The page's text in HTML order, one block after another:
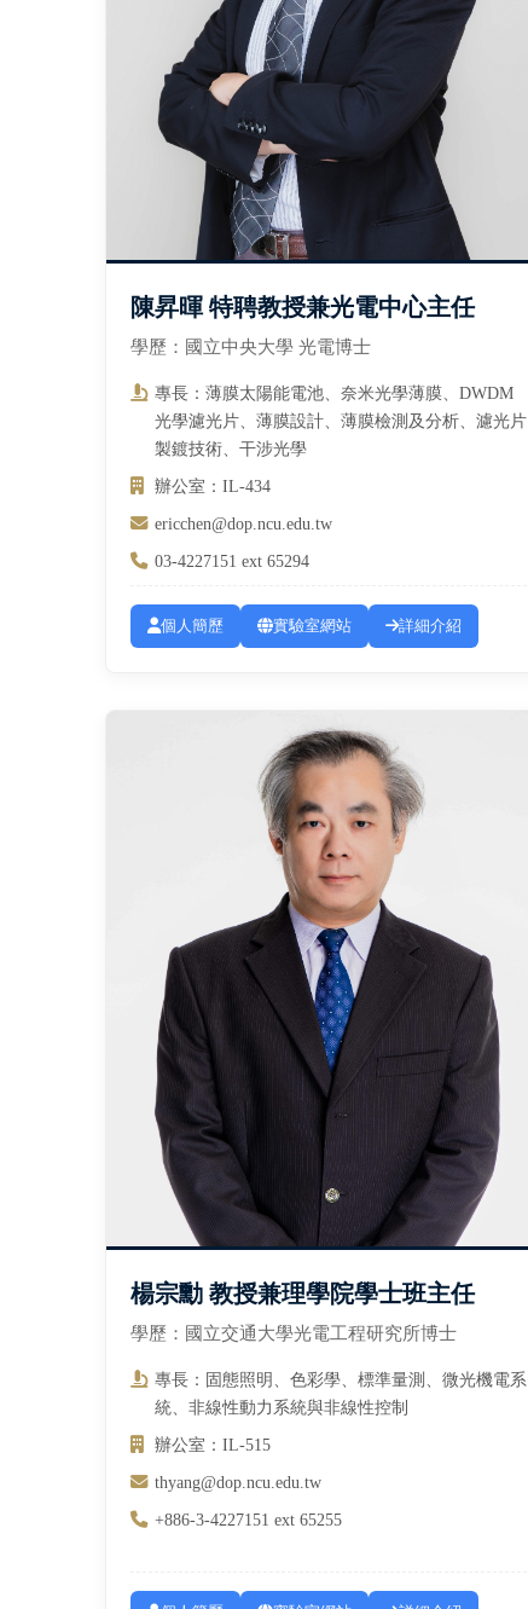
陳昇暉 特聘教授兼光電中心主任
學歷：國立中央大學 光電博士
專長：薄膜太陽能電池、奈米光學薄膜、DWDM
光學濾光片、薄膜設計、薄膜檢測及分析、濾光片
製鍍技術、干涉光學
辦公室：IL-434
ericchen@dop.ncu.edu.tw
03-4227151 ext 65294
個人簡歷 實驗室網站 詳細介紹
楊宗勳 教授兼理學院學士班主任
學歷：國立交通大學光電工程研究所博士
專長：固態照明、色彩學、標準量測、微光機電系
統、非線性動力系統與非線性控制
辦公室：IL-515
thyang@dop.ncu.edu.tw
+886-3-4227151 ext 65255